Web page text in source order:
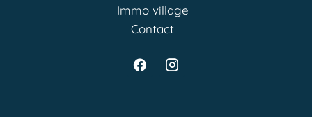
Immo village
Contact